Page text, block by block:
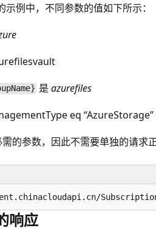
示例中，不同参数的值如下所示：
是azurefiles
eq “AzureStorage”
的参数，因此不需要单独的请求正
响应